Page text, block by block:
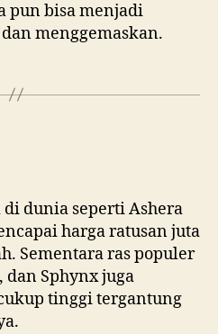
pun bisa menjadi
menggemaskan.
dunia seperti Ashera
harga ratusan juta
Sementara ras populer
dan Sphynx juga
tinggi tergantung